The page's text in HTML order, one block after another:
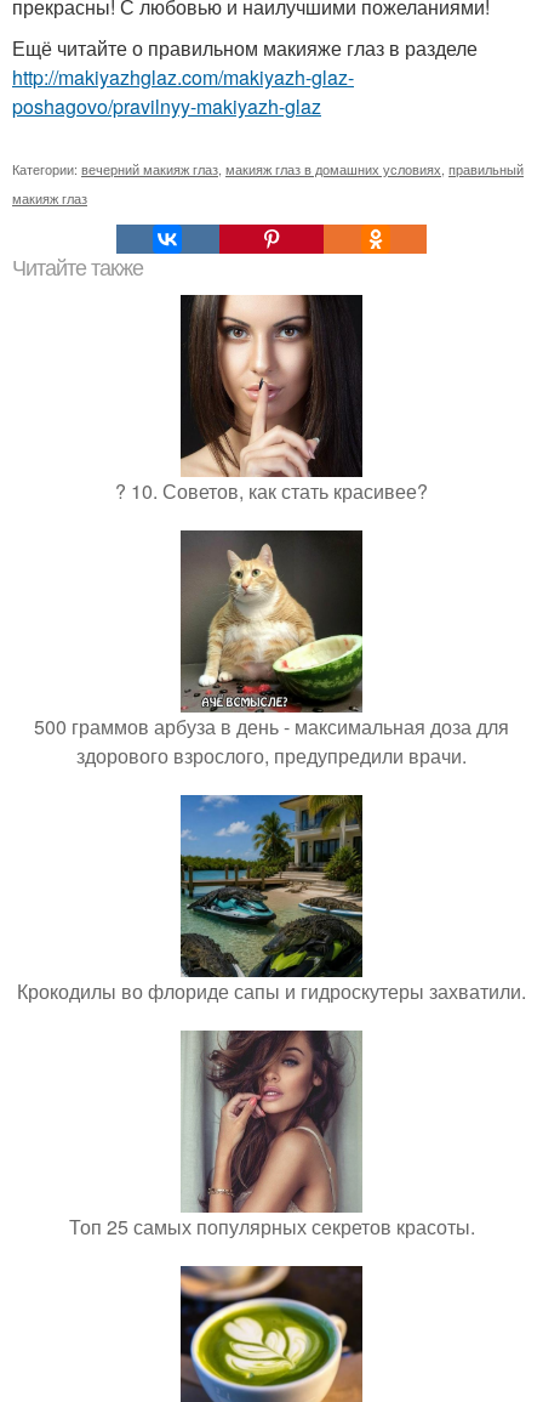
прекрасны! С любовью и наилучшими пожеланиями!
Ещё читайте о правильном макияже глаз в разделе
http://makiyazhglaz.com/makiyazh-glaz-
poshagovo/pravilnyy-makiyazh-glaz
Категории: вечерний макияж глаз макияж глаз в домашних условиях правильный
макияж глаз
Читайте также
? 10. Советов, как стать красивее?
500 граммов арбуза в день - максимальная доза для
здорового взрослого, предупредили врачи.
Крокодилы во флориде сапы и гидроскутеры захватили.
Топ 25 самых популярных секретов красоты.